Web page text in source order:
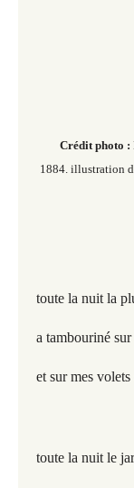
Crédit photo :
1884. illustration
toute la nuit la
a tambouriné
et sur mes volets
toute la nuit le